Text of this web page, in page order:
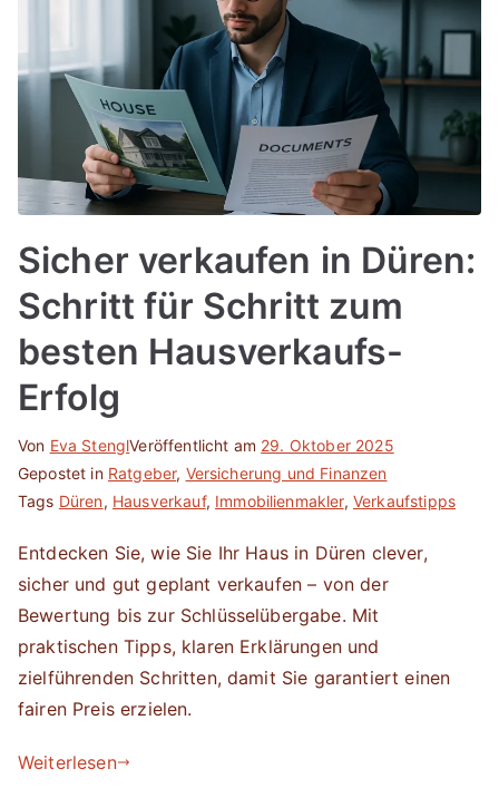
Sicher verkaufen in Düren:
Schritt für Schritt zum
besten Hausverkaufs-
Erfolg
Von Eva StenglVeröffentlicht am 29. Oktober 2025
Gepostet in Ratgeber, Versicherung und Finanzen
Tags Düren, Hausverkauf, Immobilienmakler, Verkaufstipps
Entdecken Sie, wie Sie Ihr Haus in Düren clever,
sicher und gut geplant verkaufen – von der
Bewertung bis zur Schlüsselübergabe. Mit
praktischen Tipps, klaren Erklärungen und
zielführenden Schritten, damit Sie garantiert einen
fairen Preis erzielen.
Weiterlesen